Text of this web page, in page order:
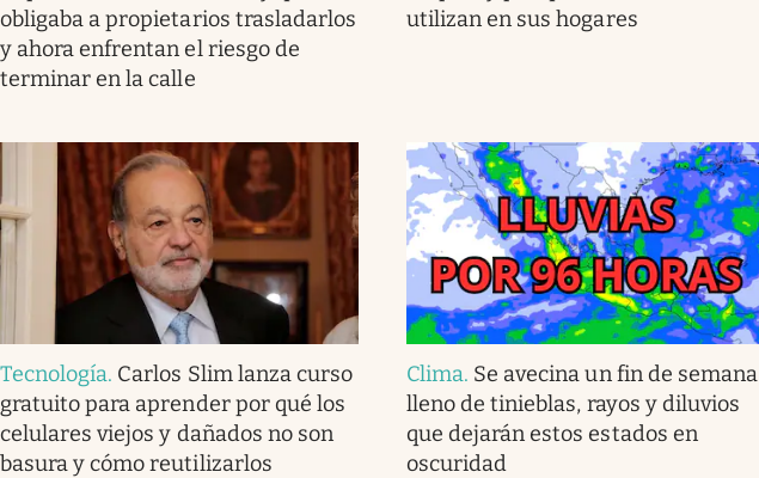
obligaba a propietarios trasladarlos
y ahora enfrentan el riesgo de
terminar en la calle
utilizan en sus hogares
Tecnología. Carlos Slim lanza curso
gratuito para aprender por qué los
celulares viejos y dañados no son
basura y cómo reutilizarlos
Clima. Se avecina un fin de semana
lleno de tinieblas, rayos y diluvios
que dejarán estos estados en
oscuridad